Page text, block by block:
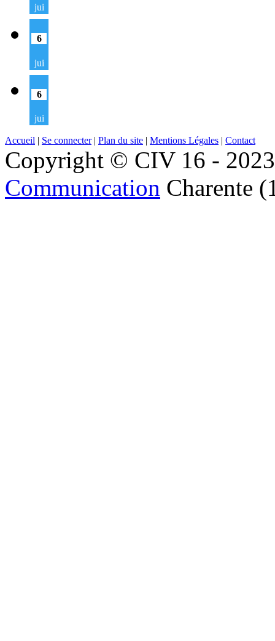
jui
6
jui
6
jui
Accueil | Se connecter| Plan du site | Mentions Légales | Contact
Copyright © CIV 16 -
Communication Charente